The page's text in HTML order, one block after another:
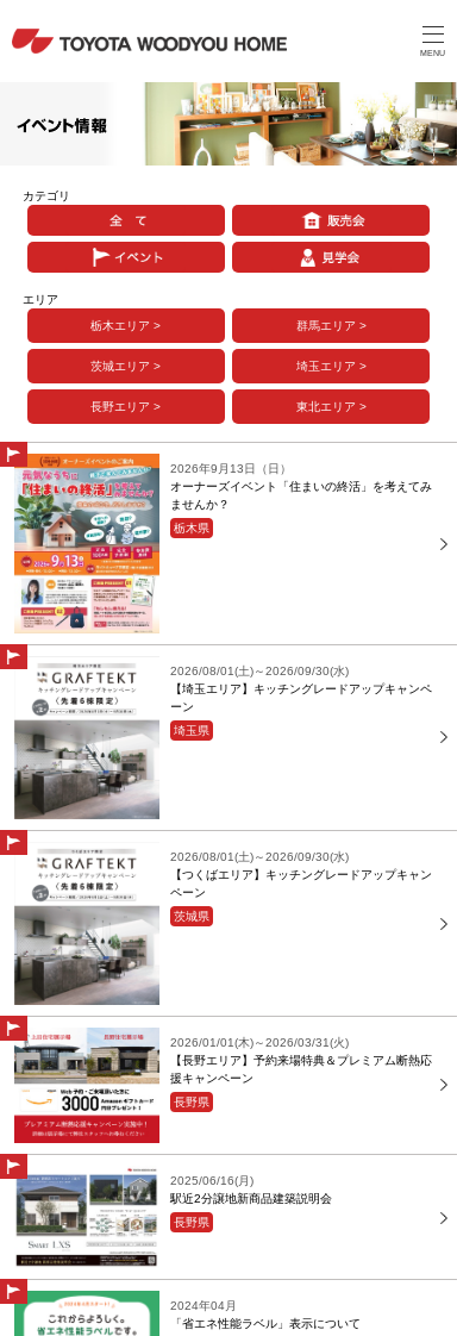
MENU
カテゴリ
エリア
栃木エリア > 群馬エリア >
茨城エリア > 埼玉エリア >
長野エリア > 東北エリア >
2026年9月13日（日）
オーナーズイベント「住まいの終活」を考えてみ
ませんか？
栃木県
2026/08/01(土)～2026/09/30(水)
【埼玉エリア】キッチングレードアップキャンペ
ーン
埼玉県
2026/08/01(土)～2026/09/30(水)
【つくばエリア】キッチングレードアップキャン
ペーン
茨城県
2026/01/01(木)～2026/03/31(火)
【長野エリア】予約来場特典＆プレミアム断熱応
援キャンペーン
長野県
2025/06/16(月)
駅近2分譲地新商品建築説明会
長野県
2024年04月
「省エネ性能ラベル」表示について